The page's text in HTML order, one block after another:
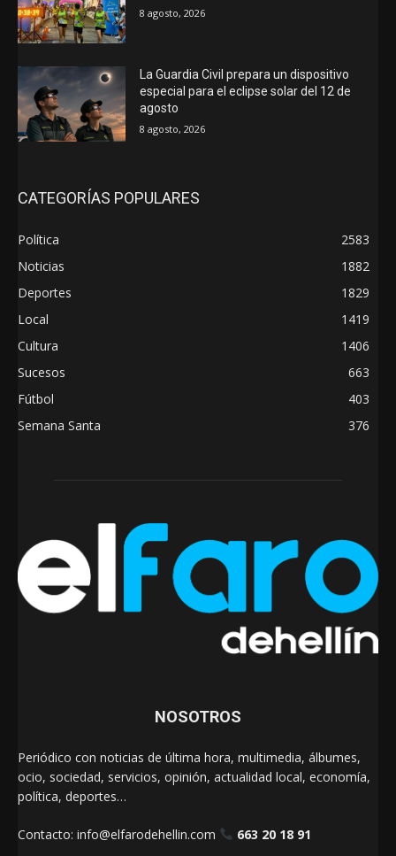
8 agosto, 2026
La Guardia Civil prepara un dispositivo
especial para el eclipse solar del 12 de
agosto
8 agosto, 2026
CATEGORÍAS POPULARES
Política
2583
Noticias
1882
Deportes
1829
Local
1419
Cultura
1406
Sucesos
663
Fútbol
403
Semana Santa
376
NOSOTROS
Periódico con noticias de última hora, multimedia, álbumes,
ocio, sociedad, servicios, opinión, actualidad local, economía,
política, deportes…
Contacto: info@elfarodehellin.com 663 20 18 91